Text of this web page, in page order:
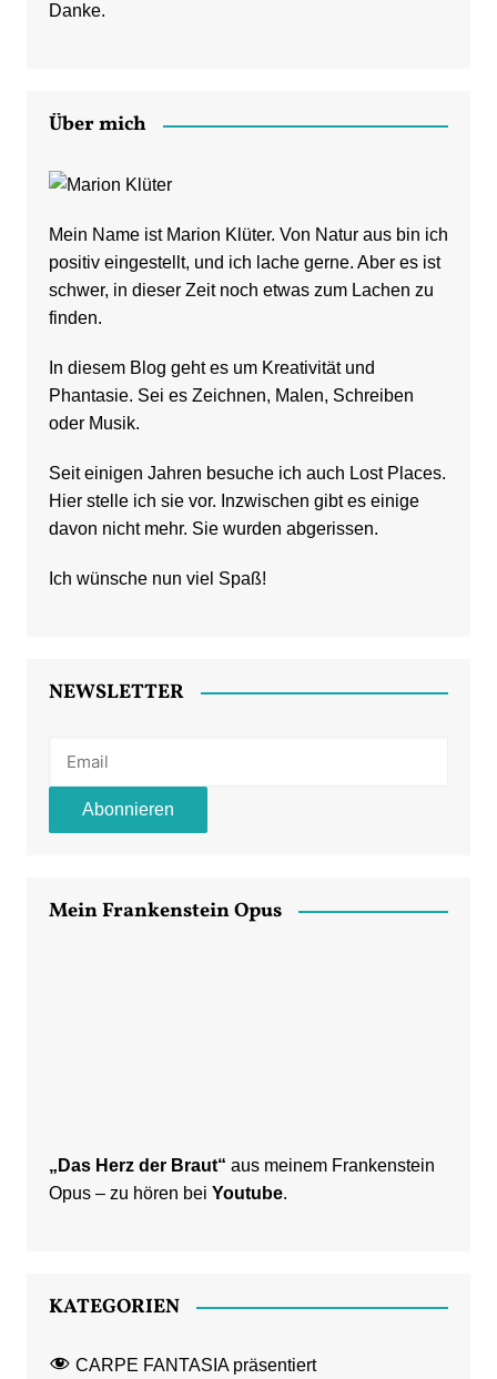
Danke.
Über mich
Mein Name ist Marion Klüter. Von Natur aus bin ich
positiv eingestellt, und ich lache gerne. Aber es ist
schwer, in dieser Zeit noch etwas zum Lachen zu
finden.
In diesem Blog geht es um Kreativität und
Phantasie. Sei es Zeichnen, Malen, Schreiben
oder Musik.
Seit einigen Jahren besuche ich auch Lost Places.
Hier stelle ich sie vor. Inzwischen gibt es einige
davon nicht mehr. Sie wurden abgerissen.
Ich wünsche nun viel Spaß!
NEWSLETTER
Mein Frankenstein Opus
„Das Herz der Braut“ aus meinem Frankenstein
Opus – zu hören bei Youtube.
KATEGORIEN
CARPE FANTASIA präsentiert